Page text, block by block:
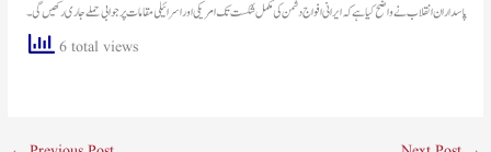
پاسداران انقلاب نے واضح کیا ہے کہ ایرانی افواج دشمن کی مکمل شکست تک امریکی اور اسرائیلی مقامات پر جوابی حملے جاری رکھیں گی۔
6 total views